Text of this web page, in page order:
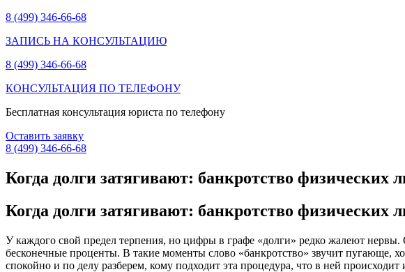
8 (499) 346-66-68
ЗАПИСЬ НА КОНСУЛЬТАЦИЮ
8 (499) 346-66-68
КОНСУЛЬТАЦИЯ ПО ТЕЛЕФОНУ
Бесплатная консультация юриста по телефону
Оставить заявку
8 (499) 346-66-68
Когда долги затягивают: банкротство физических
Когда долги затягивают: банкротство физических
У каждого свой предел терпения, но цифры в графе «долги» редко жалеют
бесконечные проценты. В такие моменты слово «банкротство» звучит пугающе,
спокойно и по делу разберем, кому подходит эта процедура, что в ней